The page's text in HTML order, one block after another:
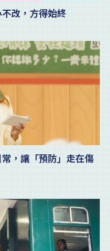
改，方得始終
，讓「預防」走在傷